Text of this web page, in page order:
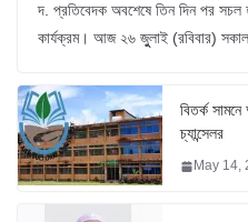
দ. প্রতিবেদক অবশেষে তিন দিন পর সচল
কার্যক্রম। আজ ২৬ জুুলাই (রবিবার) সকাল
বিতর্ক
চ্যান্সেলর
May 14,